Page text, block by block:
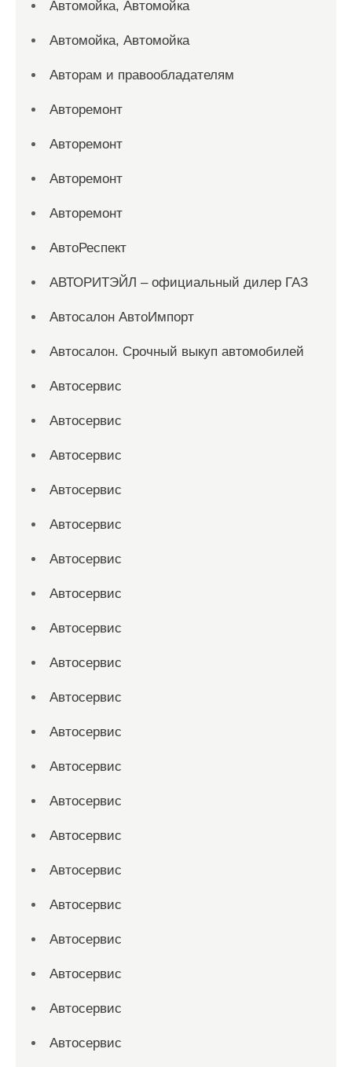
Автомойка, Автомойка
Автомойка, Автомойка
Авторам и правообладателям
Авторемонт
Авторемонт
Авторемонт
Авторемонт
АвтоРеспект
АВТОРИТЭЙЛ – официальный дилер ГАЗ
Автосалон АвтоИмпорт
Автосалон. Срочный выкуп автомобилей
Автосервис
Автосервис
Автосервис
Автосервис
Автосервис
Автосервис
Автосервис
Автосервис
Автосервис
Автосервис
Автосервис
Автосервис
Автосервис
Автосервис
Автосервис
Автосервис
Автосервис
Автосервис
Автосервис
Автосервис